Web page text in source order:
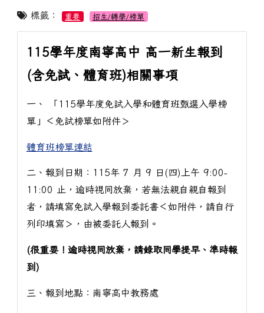
標籤： 重要 招生/轉學/榜單
115學年度南寧高中 高一新生報到
(含免試、體育班)相關事項
一、 「115學年度免試入學和體育班甄選入學榜
單」＜免試榜單如附件＞
體育班榜單連結
二、報到日期：115年 7 月 9 日(四)上午 9:00-
11:00 止，逾時視同放棄，若無法親自親自報到
者，請填寫免試入學報到委託書＜如附件，請自行
列印填寫＞，由被委託人報到。
(很重要！逾時視同放棄，請錄取同學提早、準時報
到)
三、報到地點：南寧高中教務處